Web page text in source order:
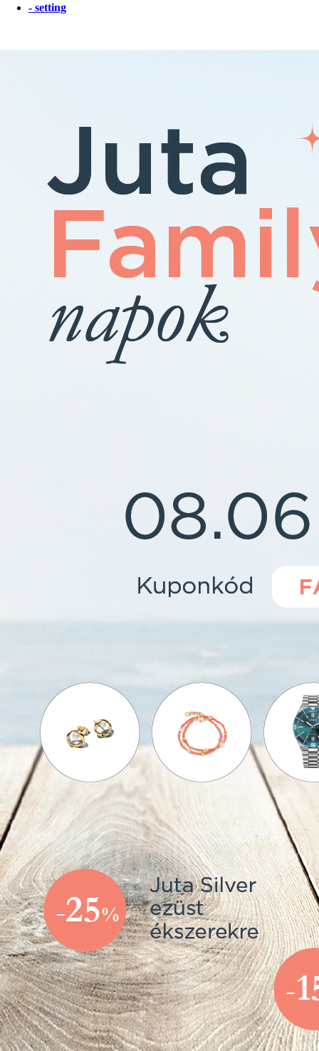
- setting